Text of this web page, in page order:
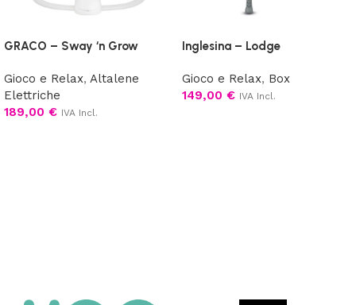
GRACO – Sway ‘n Grow
Gioco e Relax, Altalene
Elettriche
189,00 € IVA Incl.
Inglesina – Lodge
Gioco e Relax, Box
149,00 € IVA Incl.